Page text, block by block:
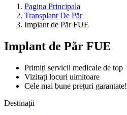
Pagina Principala
Transplant De Păr
Implant de Păr FUE
Implant de Păr FUE
Primiți servicii medicale de top
Vizitați locuri uimitoare
Cele mai bune prețuri garantate!
Destinații